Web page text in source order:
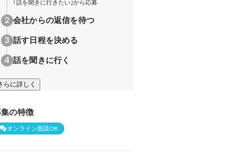
｢話を聞きに行きたい｣から応募
会社からの返信を待つ
話す日程を決める
話を聞きに行く
らに詳しく
の特徴
オンライン面談OK